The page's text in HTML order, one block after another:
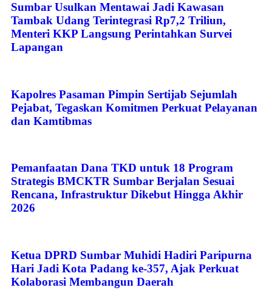
Sumbar Usulkan Mentawai Jadi Kawasan
Tambak Udang Terintegrasi Rp7,2 Triliun,
Menteri KKP Langsung Perintahkan Survei
Lapangan
Kapolres Pasaman Pimpin Sertijab Sejumlah
Pejabat, Tegaskan Komitmen Perkuat Pelayanan
dan Kamtibmas
Pemanfaatan Dana TKD untuk 18 Program
Strategis BMCKTR Sumbar Berjalan Sesuai
Rencana, Infrastruktur Dikebut Hingga Akhir
2026
Ketua DPRD Sumbar Muhidi Hadiri Paripurna
Hari Jadi Kota Padang ke-357, Ajak Perkuat
Kolaborasi Membangun Daerah